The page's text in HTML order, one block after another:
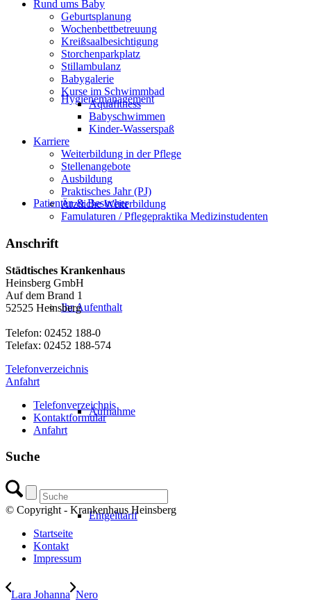
Hygienemanagement
Patienten & Besucher
Ihr Aufenthalt
Aufnahme
Entgelttarif
Rund ums Baby
Geburtsplanung
Wochenbettbetreuung
Kreißsaalbesichtigung
Storchenparkplatz
Stillambulanz
Babygalerie
Kurse im Schwimmbad
Aquafitness
Babyschwimmen
Kinder-Wasserspaß
Karriere
Weiterbildung in der Pflege
Stellenangebote
Ausbildung
Praktisches Jahr (PJ)
Ärztliche Weiterbildung
Famulaturen / Pflegepraktika Medizinstudenten
Anschrift
Städtisches Krankenhaus
Heinsberg GmbH
Auf dem Brand 1
52525 Heinsberg
Telefon: 02452 188-0
Telefax: 02452 188-574
Telefonverzeichnis
Anfahrt
Telefonverzeichnis
Kontaktformular
Anfahrt
Suche
© Copyright - Krankenhaus Heinsberg
Startseite
Kontakt
Impressum
Lara Johanna Nero